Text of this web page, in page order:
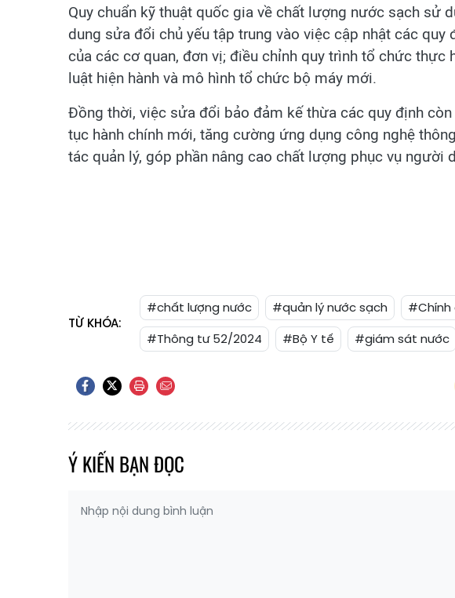
Quy chuẩn kỹ thuật quốc gia về chất lượng nước sạch sử
dung sửa đổi chủ yếu tập trung vào việc cập nhật các quy
của các cơ quan, đơn vị; điều chỉnh quy trình tổ chức thực
luật hiện hành và mô hình tổ chức bộ máy mới.
Đồng thời, việc sửa đổi bảo đảm kế thừa các quy định
tục hành chính mới, tăng cường ứng dụng công nghệ
tác quản lý, góp phần nâng cao chất lượng phục vụ người
TỪ KHÓA:
#chất lượng nước #quản lý nước sạch
#Chính
#Thông tư 52/2024
#Bộ Y tế #giám sát nước
Ý KIẾN BẠN ĐỌC